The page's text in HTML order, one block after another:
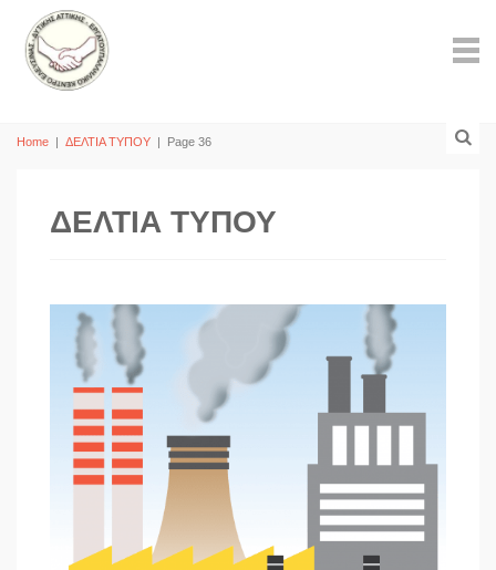
Home | ΔΕΛΤΙΑ ΤΥΠΟΥ | Page 36
ΔΕΛΤΙΑ ΤΥΠΟΥ